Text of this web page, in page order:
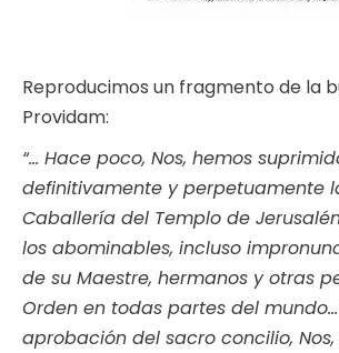
Reproducimos un fragmento de la
Providam:
“… Hace poco, Nos, hemos
definitivamente y perpetuamente
Caballería del Templo de
los abominables, incluso
de su Maestre, hermanos y otras
Orden en todas partes del
aprobación del sacro concilio,